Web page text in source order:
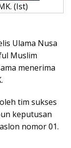
(Ist)
Ulama Nusa
Muslim
menerima
tim sukses
keputusan
nomor 01.